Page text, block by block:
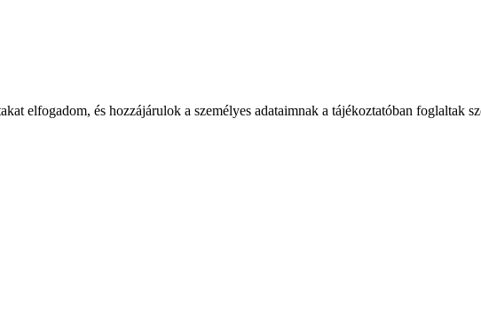
elfogadom, és hozzájárulok a személyes adataimnak a tájékoztatóban foglaltak